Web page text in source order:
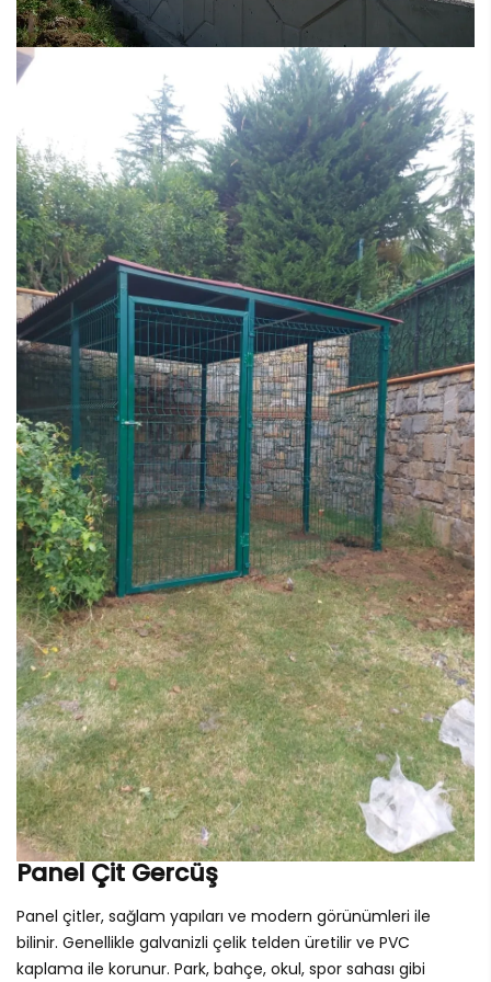
Panel Çit Gercüş
Panel çitler, sağlam yapıları ve modern görünümleri ile
bilinir. Genellikle galvanizli çelik telden üretilir ve PVC
kaplama ile korunur. Park, bahçe, okul, spor sahası gibi